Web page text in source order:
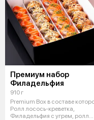
Премиум набор
Филадельфия
910 г
Premium Box в составе
Ролл лосось-креветка,
Филадельфия с угрем, ролл